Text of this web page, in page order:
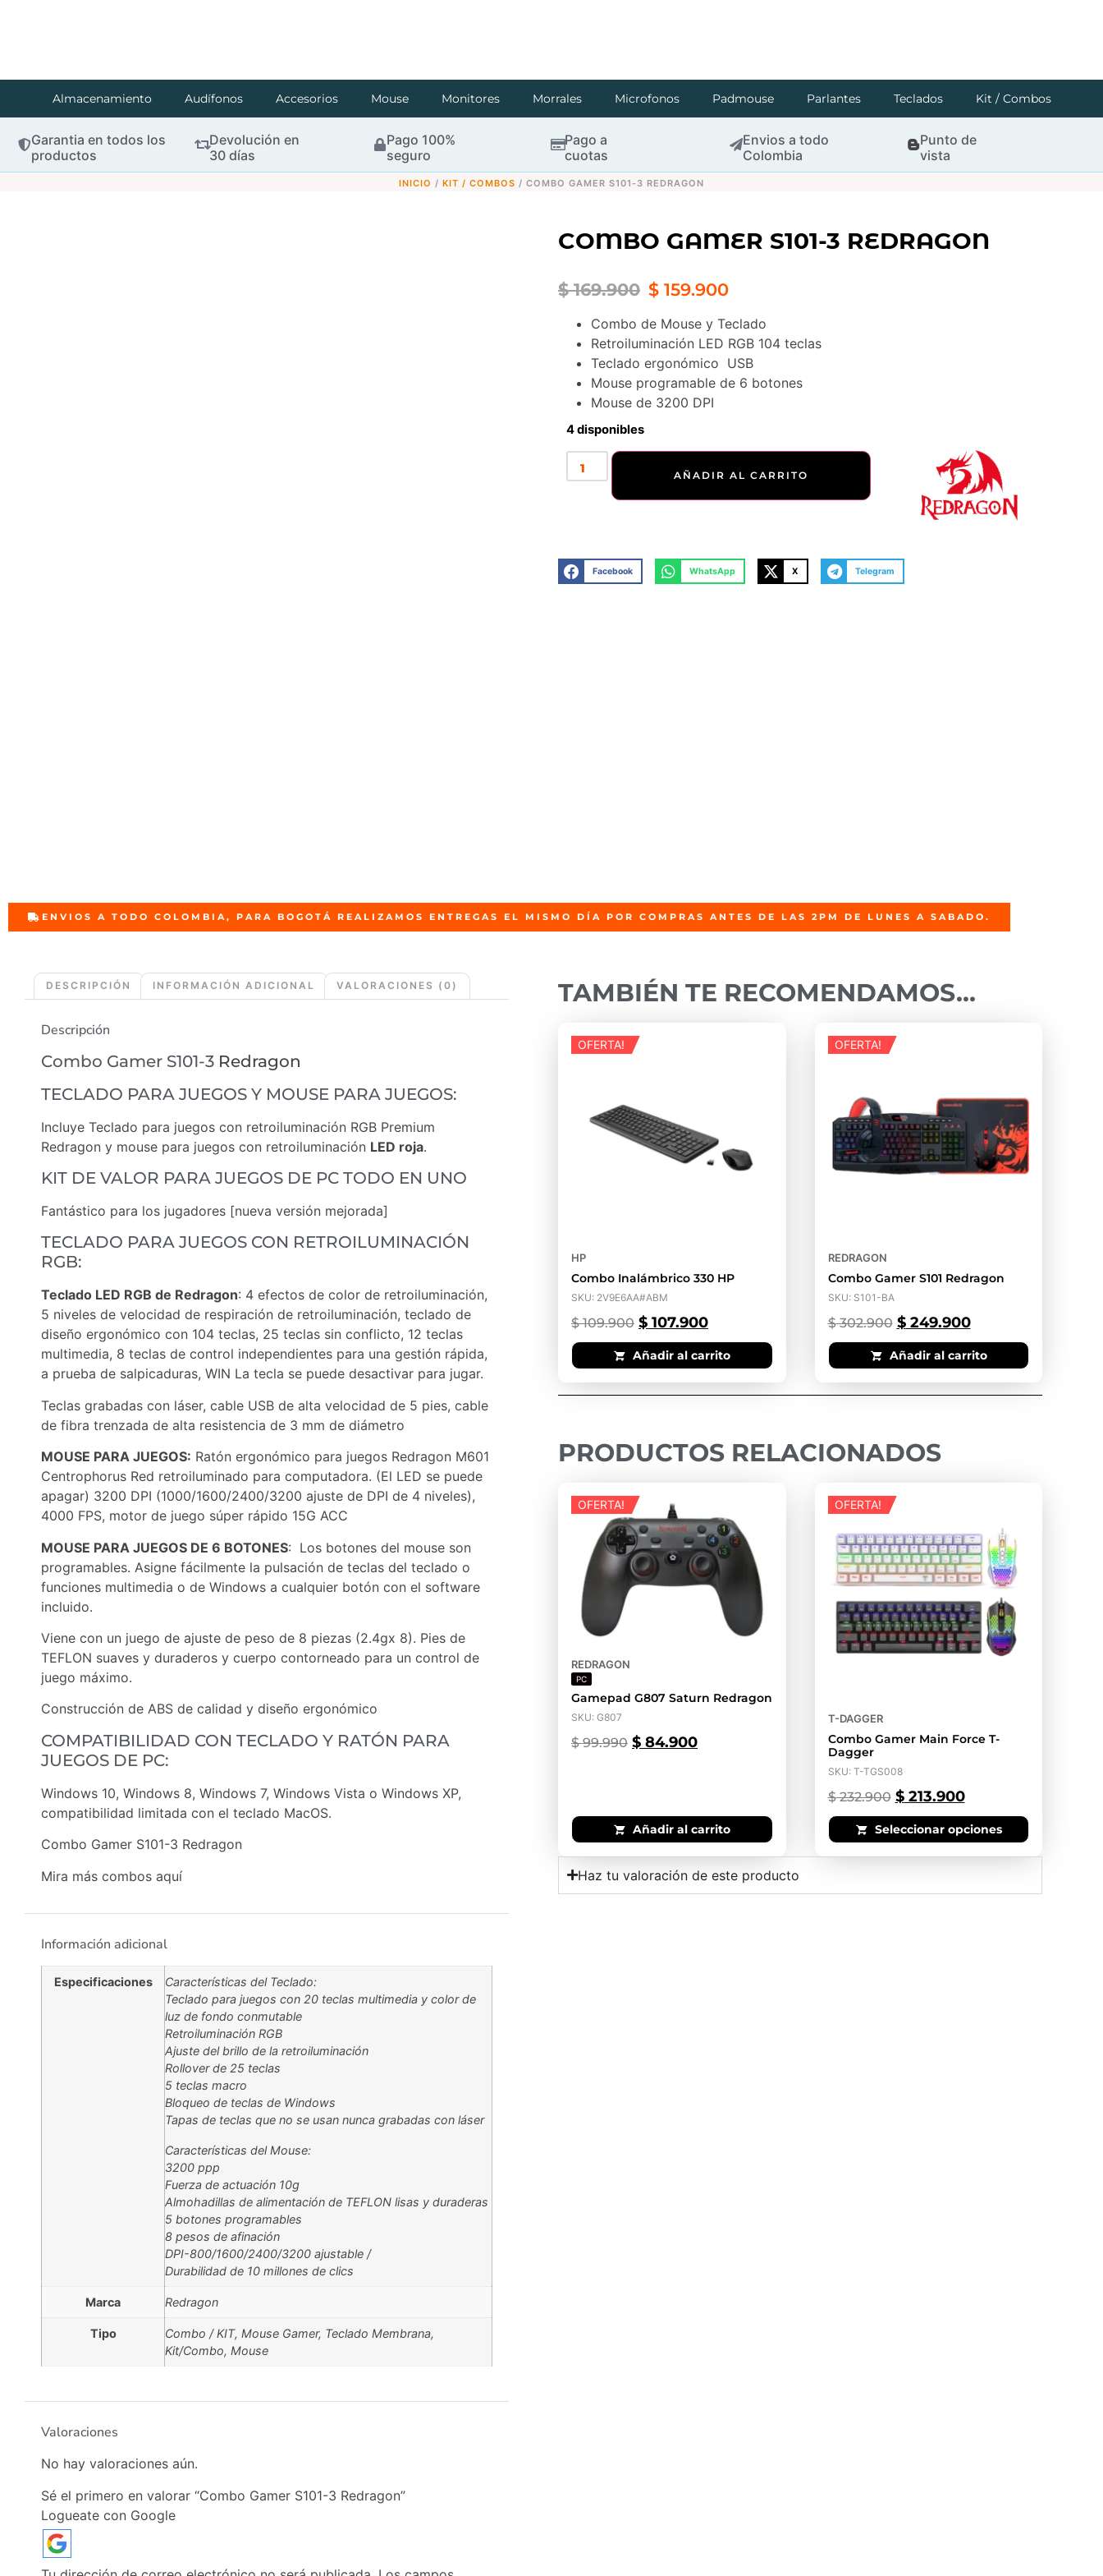
Almacenamiento Audífonos Accesorios Mouse Monitores Morrales Microfonos Padmouse Parlantes Teclados Kit / Combos
Garantia en todos los
productos
Devolución en
30 días
Pago 100%
seguro
Pago a
cuotas
Envios a todo
Colombia
Punto de
vista
INICIO / KIT / COMBOS / COMBO GAMER S101-3 REDRAGON
COMBO GAMER S101-3 REDRAGON
$169.900 $ 159.900
Combo de Mouse y Teclado
Retroiluminación LED RGB 104 teclas
Teclado ergonómico USB
Mouse programable de 6 botones
Mouse de 3200 DPI
4 disponibles
AÑADIR AL CARRITO
Facebook WhatsApp X Telegram
ENVIOS A TODO COLOMBIA, PARA BOGOTÁ REALIZAMOS ENTREGAS EL MISMO DÍA POR COMPRAS ANTES DE LAS 2PM DE LUNES A SABADO.
DESCRIPCIÓN INFORMACIÓN ADICIONAL VALORACIONES (0)
Descripción
Combo Gamer S101-3 Redragon
TECLADO PARA JUEGOS Y MOUSE PARA JUEGOS:
Incluye Teclado para juegos con retroiluminación RGB Premium
Redragon y mouse para juegos con retroiluminación LED roja.
KIT DE VALOR PARA JUEGOS DE PC TODO EN UNO
Fantástico para los jugadores [nueva versión mejorada]
TECLADO PARA JUEGOS CON RETROILUMINACIÓN
RGB:
Teclado LED RGB de Redragon: 4 efectos de color de retroiluminación,
5 niveles de velocidad de respiración de retroiluminación, teclado de
diseño ergonómico con 104 teclas, 25 teclas sin conflicto, 12 teclas
multimedia, 8 teclas de control independientes para una gestión rápida,
a prueba de salpicaduras, WIN La tecla se puede desactivar para jugar.
Teclas grabadas con láser, cable USB de alta velocidad de 5 pies, cable
de fibra trenzada de alta resistencia de 3 mm de diámetro
MOUSE PARA JUEGOS: Ratón ergonómico para juegos Redragon M601
Centrophorus Red retroiluminado para computadora. (El LED se puede
apagar) 3200 DPI (1000/1600/2400/3200 ajuste de DPI de 4 niveles),
4000 FPS, motor de juego súper rápido 15G ACC
MOUSE PARA JUEGOS DE 6 BOTONES: Los botones del mouse son
programables. Asigne fácilmente la pulsación de teclas del teclado o
funciones multimedia o de Windows a cualquier botón con el software
incluido.
Viene con un juego de ajuste de peso de 8 piezas (2.4gx 8). Pies de
TEFLON suaves y duraderos y cuerpo contorneado para un control de
juego máximo.
Construcción de ABS de calidad y diseño ergonómico
COMPATIBILIDAD CON TECLADO Y RATÓN PARA
JUEGOS DE PC:
Windows 10, Windows 8, Windows 7, Windows Vista o Windows XP,
compatibilidad limitada con el teclado MacOS.
Combo Gamer S101-3 Redragon
Mira más combos aquí
Información adicional
Especificaciones
Características del Teclado:
Teclado para juegos con 20 teclas multimedia y color de
luz de fondo conmutable
Retroiluminación RGB
Ajuste del brillo de la retroiluminación
Rollover de 25 teclas
5 teclas macro
Bloqueo de teclas de Windows
Tapas de teclas que no se usan nunca grabadas con láser
Características del Mouse:
3200 ppp
Fuerza de actuación 10g
Almohadillas de alimentación de TEFLON lisas y duraderas
5 botones programables
8 pesos de afinación
DPI-800/1600/2400/3200 ajustable /
Durabilidad de 10 millones de clics
Marca Redragon
Tipo Combo / KIT, Mouse Gamer, Teclado Membrana,
Kit/Combo, Mouse
Valoraciones
No hay valoraciones aún.
Sé el primero en valorar “Combo Gamer S101-3 Redragon”
Logueate con Google
TAMBIÉN TE RECOMENDAMOS…
OFERTA!
HP
Combo Inalámbrico 330 HP
SKU: 2V9E6AA#ABM
$109.900 $ 107.900
Añadir al carrito
OFERTA!
REDRAGON
Combo Gamer S101 Redragon
SKU: S101-BA
$302.900 $249.900
Añadir al carrito
PRODUCTOS RELACIONADOS
OFERTA!
REDRAGON
PC
Gamepad G807 Saturn Redragon
SKU: G807
$99.990 $ 84.900
Añadir al carrito
OFERTA!
T-DAGGER
Combo Gamer Main Force T-
Dagger
SKU: T-TGS008
$232.900 $213.900
Seleccionar opciones
Haz tu valoración de este producto